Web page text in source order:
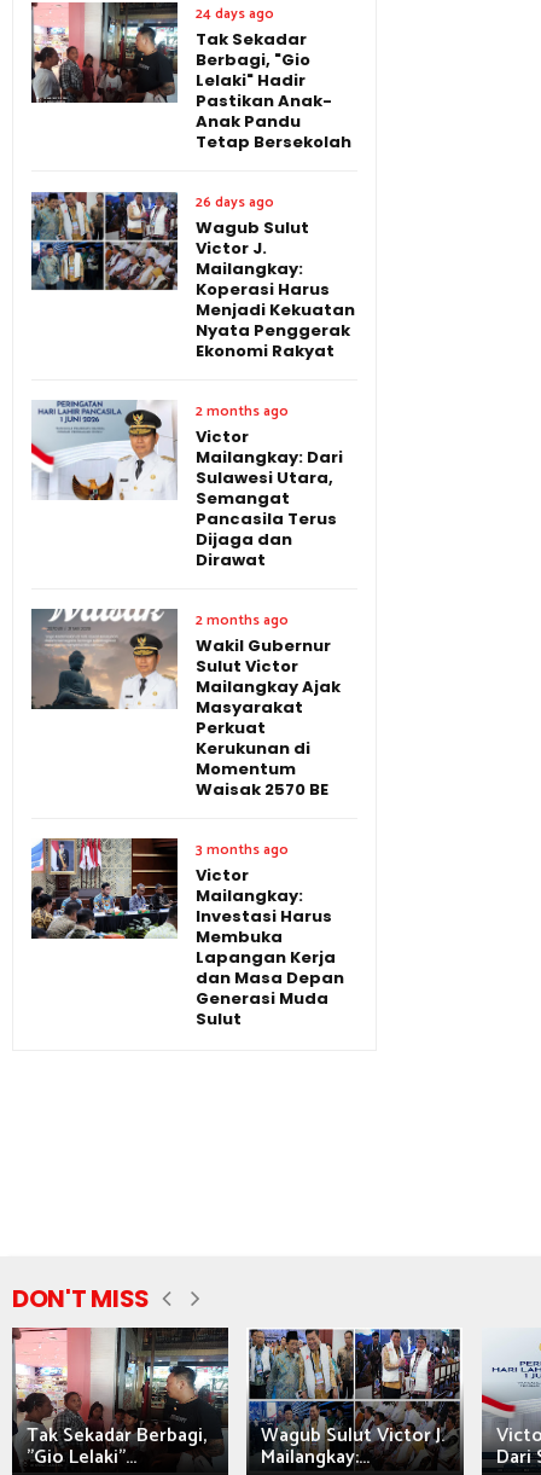
24 days ago
Tak Sekadar
Berbagi, "Gio
Lelaki" Hadir
Pastikan Anak-
Anak Pandu
Tetap Bersekolah
26 days ago
Wagub Sulut
Victor J.
Mailangkay:
Koperasi Harus
Menjadi Kekuatan
Nyata Penggerak
Ekonomi Rakyat
2 months ago
Victor
Mailangkay: Dari
Sulawesi Utara,
Semangat
Pancasila Terus
Dijaga dan
Dirawat
2 months ago
Wakil Gubernur
Sulut Victor
Mailangkay Ajak
Masyarakat
Perkuat
Kerukunan di
Momentum
Waisak 2570 BE
3 months ago
Victor
Mailangkay:
Investasi Harus
Membuka
Lapangan Kerja
dan Masa Depan
Generasi Muda
Sulut
DON'T MISS
Tak Sekadar Berbagi,
"Gio Lelaki"...
Wagub Sulut Victor J.
Mailangkay:... Dari